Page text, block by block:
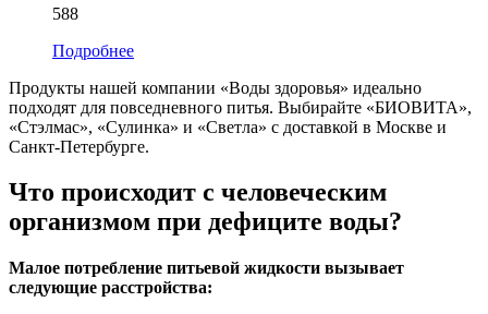
588
Подробнее
Продукты нашей компании «Воды здоровья» идеально
подходят для повседневного питья. Выбирайте «БИОВИТА»,
«Стэлмас», «Сулинка» и «Светла» с доставкой в Москве и
Санкт-Петербурге.
Что происходит с человеческим
организмом при дефиците воды?
Малое потребление питьевой жидкости вызывает
следующие расстройства: